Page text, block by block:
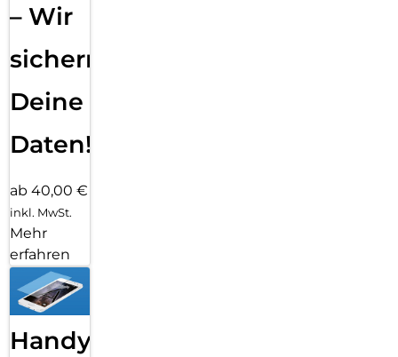
– Wir
sichern
Deine
Daten!
ab 40,00 €
inkl. MwSt.
Mehr
erfahren
Handy